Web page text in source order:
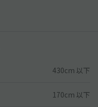
430cm 以下
170cm 以下